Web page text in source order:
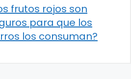
frutos rojos son
para que los
los consuman?